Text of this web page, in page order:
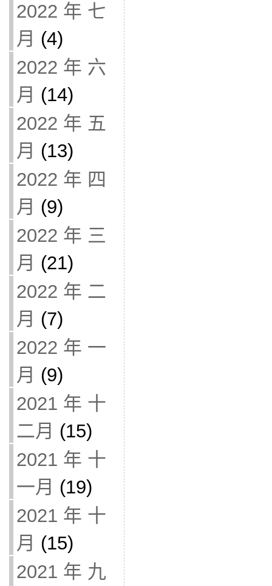
2022 年 七
月 (4)
2022 年 六
月 (14)
2022 年 五
月 (13)
2022 年 四
月 (9)
2022 年 三
月 (21)
2022 年 二
月 (7)
2022 年 一
月 (9)
2021 年 十
二月 (15)
2021 年 十
一月 (19)
2021 年 十
月 (15)
2021 年 九